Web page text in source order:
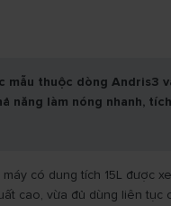
mẫu thuộc dòng
năng làm nóng nhanh,
có dung tích 15L được
cao, vừa đủ dùng liên